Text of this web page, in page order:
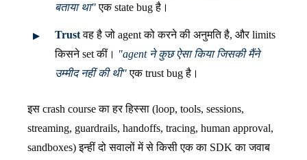
बताया था"एक state bug है।
Trustवह है जो agent को करने की अनुमति है, और limits
किसने set कीं। "agent ने कुछ ऐसा किया जिसकी मैंने
उम्मीद नहीं की थी"एक trust bug है।
इस crash course का हर हिस्सा (loop, tools, sessions,
streaming, guardrails, handoffs, tracing, human approval,
sandboxes) इन्हीं दो सवालों में से किसी एक का SDK का जवाब